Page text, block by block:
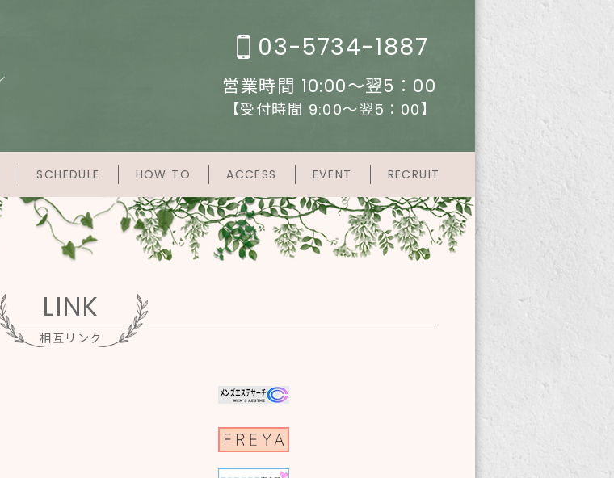
03-5734-1887
営業時間 10:00～翌5：00
【受付時間 9:00～翌5：00】
SCHEDULE HOW TO ACCESS EVENT RECRUIT
LINK
相互リンク